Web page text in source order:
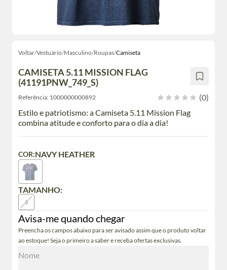
Voltar/Vestuário/Masculino/Roupas/Camiseta
CAMISETA 5.11 MISSION FLAG
(41191PNW_749_S)
Referência: 1000000000892
(0)
Estilo e patriotismo: a Camiseta 5.11 Mission Flag
combina atitude e conforto para o dia a dia!
TAMANHO:
S
COR:NAVY HEATHER
Avisa-me quando chegar
Preencha os campos abaixo para ser avisado assim que o produto voltar
ao estoque! Seja o primeiro a saber e receba ofertas exclusivas.